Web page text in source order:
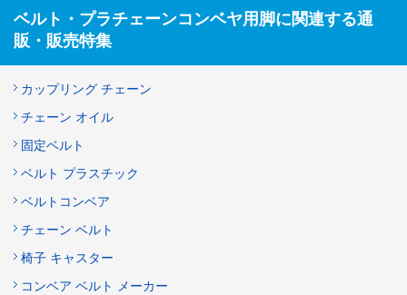
ベルト・プラチェーンコンベヤ用脚に関連する通
販・販売特集
カップリング チェーン
チェーン オイル
固定ベルト
ベルト プラスチック
ベルトコンベア
チェーン ベルト
椅子 キャスター
コンベア ベルト メーカー